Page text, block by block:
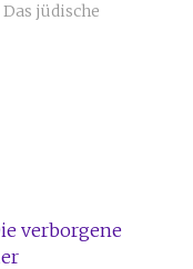
Das jüdische
verborgene